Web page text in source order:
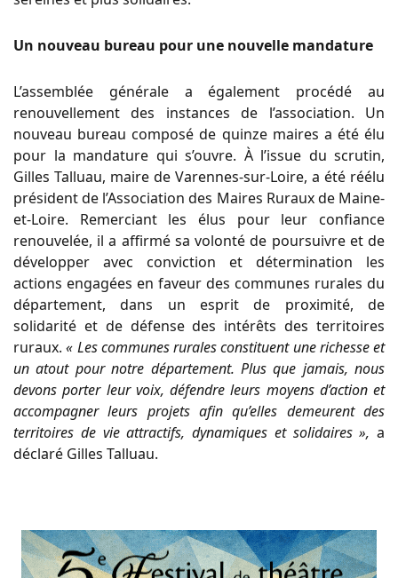
Un nouveau bureau pour une nouvelle mandature
L’assemblée générale a également procédé au
renouvellement des instances de l’association. Un
nouveau bureau composé de quinze maires a été élu
pour la mandature qui s’ouvre. À l’issue du scrutin,
Gilles Talluau, maire de Varennes-sur-Loire, a été réélu
président de l’Association des Maires Ruraux de Maine-
et-Loire. Remerciant les élus pour leur confiance
renouvelée, il a affirmé sa volonté de poursuivre et de
développer avec conviction et détermination les
actions engagées en faveur des communes rurales du
département, dans un esprit de proximité, de
solidarité et de défense des intérêts des territoires
ruraux.« Les communes rurales constituent une richesse et
un atout pour notre département. Plus que jamais, nous
devons porter leur voix, défendre leurs moyens d’action et
accompagner leurs projets afin qu’elles demeurent des
territoires de vie attractifs, dynamiques et solidaires », a
déclaré Gilles Talluau.